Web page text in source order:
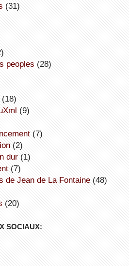
(31)
peoples (28)
(9)
(7)
(2)
dur(1)
(7)
de Jean de La Fontaine(48)
(20)
SOCIAUX: